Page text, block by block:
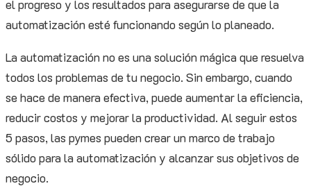
el progreso y los resultados para asegurarse de que la
automatización esté funcionando según lo planeado.
La automatización no es una solución mágica que resuelva
todos los problemas de tu negocio. Sin embargo, cuando
se hace de manera efectiva, puede aumentar la eficiencia,
reducir costos y mejorar la productividad. Al seguir estos
5 pasos, las pymes pueden crear un marco de trabajo
sólido para la automatización y alcanzar sus objetivos de
negocio.